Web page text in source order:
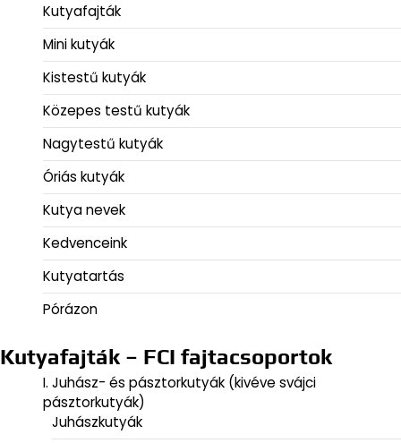
Kutyafajták
Mini kutyák
Kistestű kutyák
Közepes testű kutyák
Nagytestű kutyák
Óriás kutyák
Kutya nevek
Kedvenceink
Kutyatartás
Pórázon
Kutyafajták – FCI fajtacsoportok
I. Juhász- és pásztorkutyák (kivéve svájci
pásztorkutyák)
Juhászkutyák